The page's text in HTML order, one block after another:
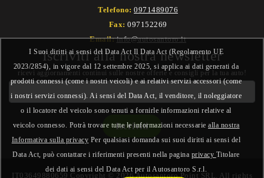
Telefono: 0971489076
Fax: 097152269
Email:info@autosantoro.it
Iscriviti alla nostra newsletter
ricevi aggiornamenti continui sulle nostre offerte e consigli per la tua auto!
IT03649880659 Copyright © 2026 Autosantoro Point SRL. All rights
I Suoi diritti ai sensi del Data Act Il Data Act (Regolamento UE
2023/2854), in vigore dal 12 settembre 2025, si applica ai dati generati da
prodotti connessi (come i nostri veicoli) e ai relativi servizi accessori (come
i nostri servizi connessi). Ai sensi del Data Act, il venditore, il noleggiatore
o il locatore del veicolo sono tenuti a fornirle informazioni relative al
veicolo connesso. Potrà trovare tutte le informazioni necessarie alla nostra
Informativa sulla privacy Per qualsiasi domanda sui suoi diritti ai sensi del
Data Act, può contattare i riferimenti presenti nella pagina privacy Titolare
dei dati ai sensi del Data Act per il Autosantoro S.r.l.